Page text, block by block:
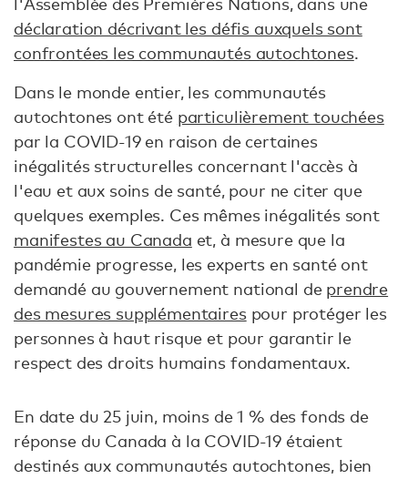
déclaration décrivant les défis auxquels sont
confrontées les communautés autochtones.
Dans le monde entier, les communautés
autochtones ont été particulièrement touchées
par la COVID-19 en raison de certaines
inégalités structurelles concernant l'accès à
l'eau et aux soins de santé, pour ne citer que
quelques exemples. Ces mêmes inégalités sont
manifestes au Canada et, à mesure que la
pandémie progresse, les experts en santé ont
demandé au gouvernement national de prendre
des mesures supplémentairespour protéger les
personnes à haut risque et pour garantir le
respect des droits humains fondamentaux.
En date du 25 juin, moins de 1 % des fonds de
réponse du Canada à la COVID-19 étaient
destinés aux communautés autochtones, bien